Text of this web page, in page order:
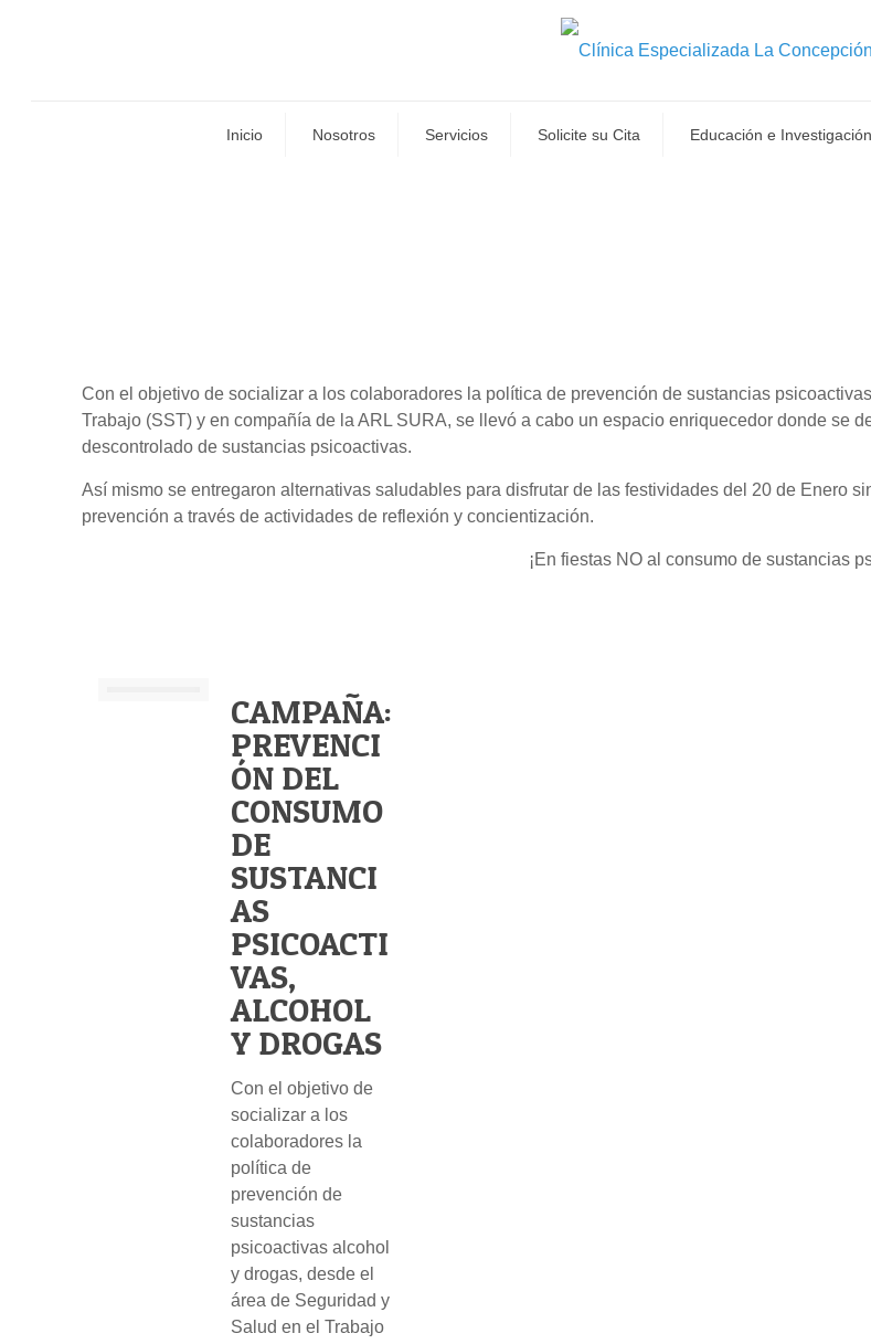
Inicio Nosotros Servicios Solicite su Cita Educación e Investigación
Con el objetivo de socializar a los colaboradores la política de prevención de sustancias
Trabajo (SST) y en compañía de la ARL SURA, se llevó a cabo un espacio enriquecedor donde se
descontrolado de sustancias psicoactivas.
Así mismo se entregaron alternativas saludables para disfrutar de las festividades del 20 de Enero
prevención a través de actividades de reflexión y concientización.
¡En fiestas NO al consumo de sustancias
CAMPAÑA:
PREVENCI
ÓN DEL
CONSUMO
DE
SUSTANCI
AS
PSICOACTI
VAS,
ALCOHOL
Y DROGAS
Con el objetivo de
socializar a los
colaboradores la
política de
prevención de
sustancias
psicoactivas alcohol
y drogas, desde el
área de Seguridad y
Salud en el Trabajo